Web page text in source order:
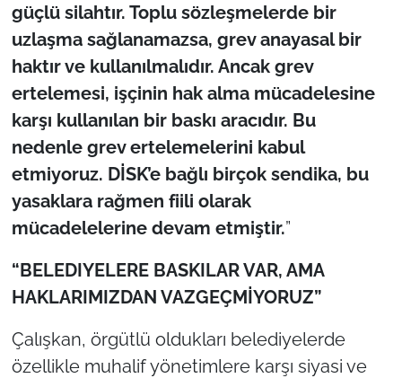
güçlü silahtır. Toplu sözleşmelerde bir
uzlaşma sağlanamazsa, grev anayasal bir
haktır ve kullanılmalıdır. Ancak grev
ertelemesi, işçinin hak alma mücadelesine
karşı kullanılan bir baskı aracıdır. Bu
nedenle grev ertelemelerini kabul
etmiyoruz. DİSK’e bağlı birçok sendika, bu
yasaklara rağmen fiili olarak
mücadelelerine devam etmiştir.”
“BELEDIYELERE BASKILAR VAR, AMA
HAKLARIMIZDAN VAZGEÇMİYORUZ”
Çalışkan, örgütlü oldukları belediyelerde
özellikle muhalif yönetimlere karşı siyasi ve